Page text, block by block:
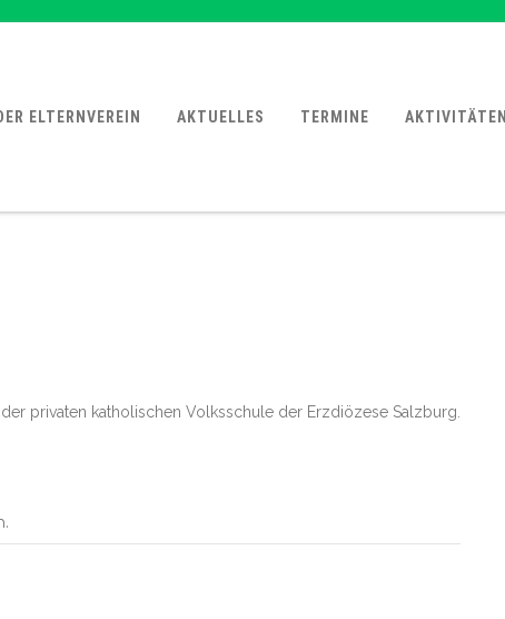
DER ELTERNVEREIN AKTUELLES TERMINE AKTIVITÄTEN
privaten katholischen Volksschule der Erzdiözese Salzburg.